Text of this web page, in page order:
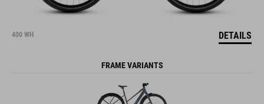
400 WH DETAILS
FRAME VARIANTS